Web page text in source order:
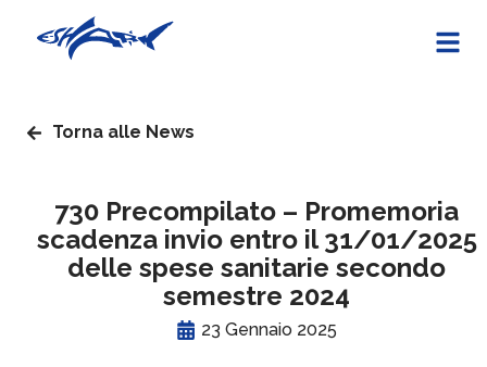
Torna alle News
730 Precompilato – Promemoria
scadenza invio entro il 31/01/2025
delle spese sanitarie secondo
semestre 2024
23 Gennaio 2025